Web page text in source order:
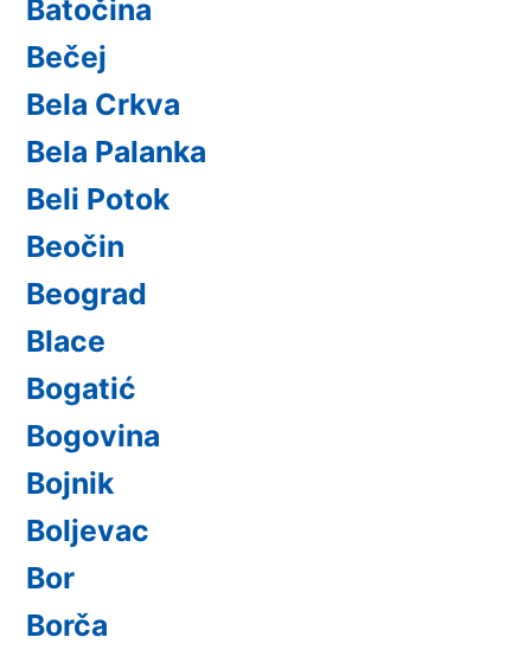
Batočina
Bečej
Bela Crkva
Bela Palanka
Beli Potok
Beočin
Beograd
Blace
Bogatić
Bogovina
Bojnik
Boljevac
Bor
Borča